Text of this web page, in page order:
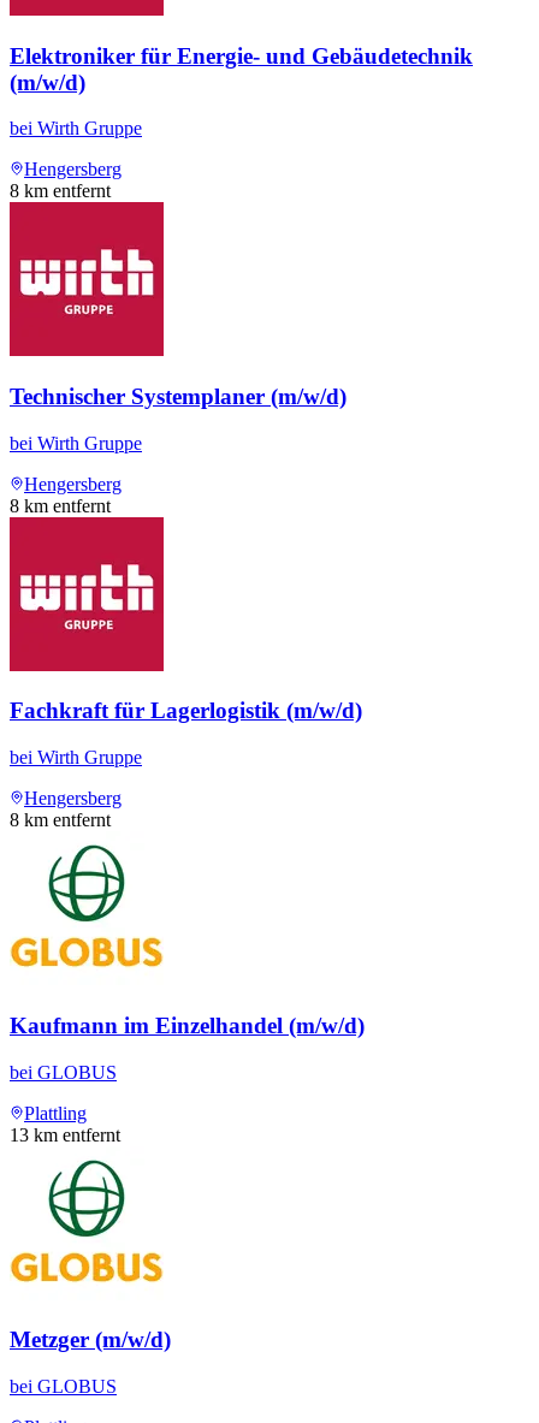
Elektroniker für Energie- und Gebäudetechnik
(m/w/d)
bei Wirth Gruppe
Hengersberg
8 km entfernt
Technischer Systemplaner (m/w/d)
bei Wirth Gruppe
Hengersberg
8 km entfernt
Fachkraft für Lagerlogistik (m/w/d)
bei Wirth Gruppe
Hengersberg
8 km entfernt
Kaufmann im Einzelhandel (m/w/d)
bei GLOBUS
Plattling
13 km entfernt
Metzger (m/w/d)
bei GLOBUS